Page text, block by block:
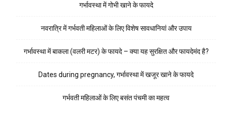
गर्भावस्था में गोभी खाने के फायदे
नवरात्रि में गर्भवती महिलाओं के लिए विशेष सावधानियां और उपाय
गर्भावस्था में बाकला (वलरी मटर) के फायदे – क्या यह सुरक्षित और फायदेमंद है?
Dates during pregnancy, गर्भावस्था में खजूर खाने के फायदे
गर्भवती महिलाओं के लिए बसंत पंचमी का महत्व